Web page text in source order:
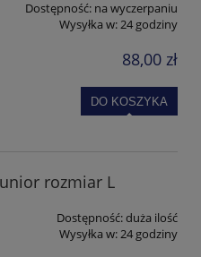
Dostępność: na wyczerpaniu
Wysyłka w: 24 godziny
88,00 zł
DO KOSZYKA
rozmiar L
Dostępność:duża ilość
Wysyłka w:24 godziny